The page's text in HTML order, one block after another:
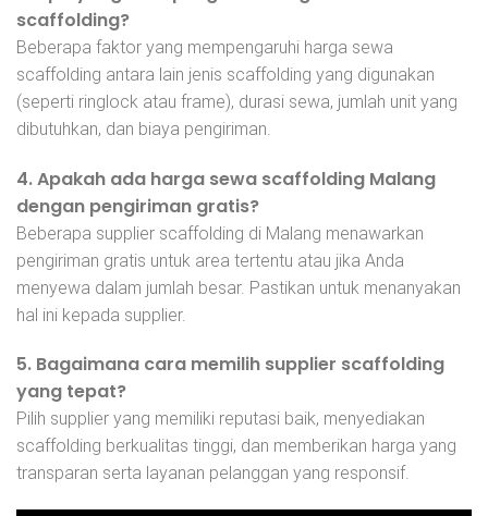
scaffolding?
Beberapa faktor yang mempengaruhi harga sewa
scaffolding antara lain jenis scaffolding yang digunakan
(seperti ringlock atau frame), durasi sewa, jumlah unit yang
dibutuhkan, dan biaya pengiriman.
4. Apakah ada harga sewa scaffolding Malang
dengan pengiriman gratis?
Beberapa supplier scaffolding di Malang menawarkan
pengiriman gratis untuk area tertentu atau jika Anda
menyewa dalam jumlah besar. Pastikan untuk menanyakan
hal ini kepada supplier.
5. Bagaimana cara memilih supplier scaffolding
yang tepat?
Pilih supplier yang memiliki reputasi baik, menyediakan
scaffolding berkualitas tinggi, dan memberikan harga yang
transparan serta layanan pelanggan yang responsif.